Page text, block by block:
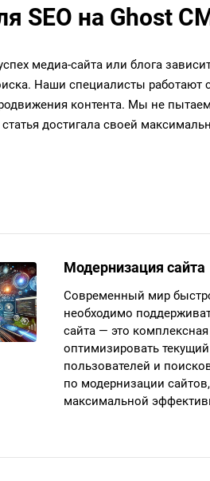
SEO на Ghost
медиа-сайта или блога
Наши специалисты работают
контента. Мы не
достигала своей
Модернизация сайта
Современный мир
необходимо
сайта — это
оптимизировать
пользователей и
по модернизации
максимальной